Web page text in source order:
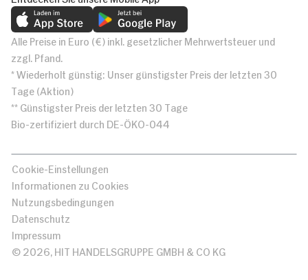
Alle Preise in Euro (€) inkl. gesetzlicher Mehrwertsteuer und
zzgl. Pfand.
* Wiederholt günstig: Unser günstigster Preis der letzten 30
Tage (Aktion)
** Günstigster Preis der letzten 30 Tage
Bio-zertifiziert durch DE-ÖKO-044
Cookie-Einstellungen
Informationen zu Cookies
Nutzungsbedingungen
Datenschutz
Impressum
© 2026, HIT HANDELSGRUPPE GMBH & CO KG